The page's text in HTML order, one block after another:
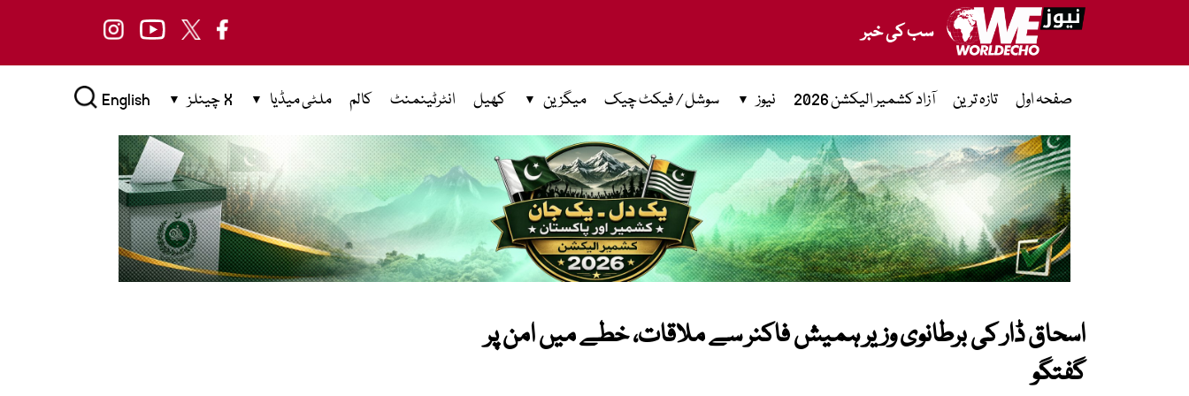
سب کی خبر
صفحہ اول تازہ ترین آزاد کشمیر الیکشن 2026 نیوز سوشل / فیکٹ چیک میگزین کھیل انٹرٹینمنٹ کالم ملٹی میڈیا X چینلز English
اسحاق ڈار کی برطانوی وزیر ہمیش فاکنر سے ملاقات، خطے میں امن پر
گفتگو